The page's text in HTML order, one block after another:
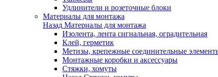
Удлинители и розеточные блоки
Материалы для монтажа
Назад Материалы для монтажа
Изолента, лента сигнальная, оградительная
Клей, герметик
Метизы, крепежные соединительные
Монтажные коробки и аксессуары
Стяжки, хомуты